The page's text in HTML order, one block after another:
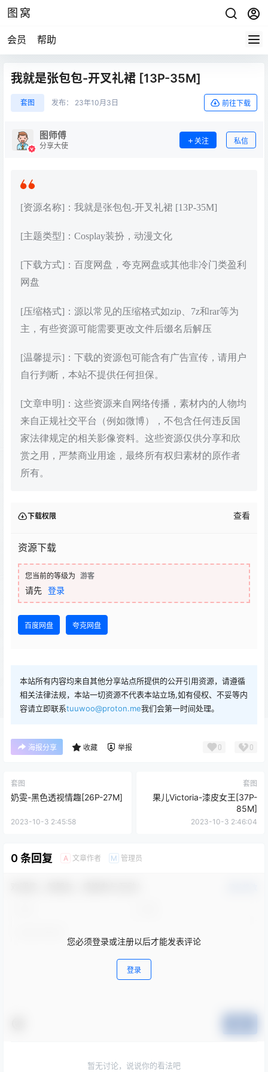
图窝
会员 帮助
我就是张包包-开叉礼裙 [13P-35M]
套图 发布： 23年10月3日 前往下载
图师傅
分享大使
关注 私信
[资源名称]：我就是张包包-开叉礼裙 [13P-35M]
[主题类型]：Cosplay装扮，动漫文化
[下载方式]：百度网盘，夸克网盘或其他非冷门类盈利
网盘
[压缩格式]：源以常见的压缩格式如zip、7z和rar等为
主，有些资源可能需要更改文件后缀名后解压
[温馨提示]：下载的资源包可能含有广告宣传，请用户
自行判断，本站不提供任何担保。
[文章申明]：这些资源来自网络传播，素材内的人物均
来自正规社交平台（例如微博），不包含任何违反国
家法律规定的相关影像资料。这些资源仅供分享和欣
赏之用，严禁商业用途，最终所有权归素材的原作者
所有。
下载权限 查看
资源下载
您当前的等级为 游客
请先 登录
百度网盘 夸克网盘
本站所有内容均来自其他分享站点所提供的公开引用资源，请遵循
相关法律法规，本站一切资源不代表本站立场,如有侵权、不妥等内
容请立即联系tuuwoo@proton.me我们会第一时间处理。
海报分享 收藏 举报 0 0
套图
奶雯-黑色透视情趣[26P-27M]
2023-10-3 2:45:58
套图
果儿Victoria-漆皮女王[37P-
85M]
2023-10-3 2:46:04
0 条回复 A 文章作者 M 管理员
您必须登录或注册以后才能发表评论
登录
暂无讨论，说说你的看法吧